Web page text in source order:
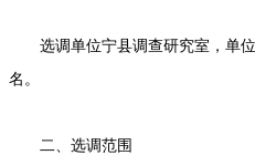
选调单位宁县调查研究室，单位
名。
二、选调范围